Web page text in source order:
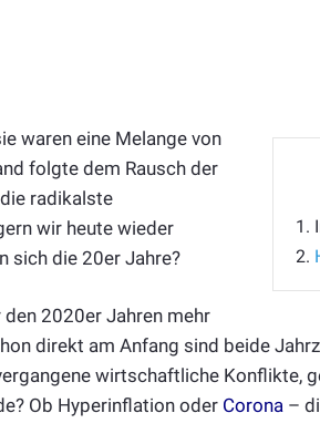
1.
2.
waren eine Melange von
folgte dem Rausch der
radikalste
wir heute wieder
sich die 20er Jahre?
2020er Jahren mehr
direkt am Anfang sind beide
wirtschaftliche Konflikte,
Ob Hyperinflation oder Corona –